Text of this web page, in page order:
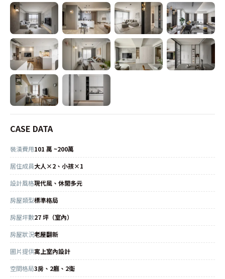
CASE DATA
裝潢費用101 萬 ~200萬
居住成員大人×2、小孩×1
設計風格現代風、休閒多元
房屋類型標準格局
房屋坪數27 坪（室內）
房屋狀況老屋翻新
圖片提供寓上室內設計
空間格局3房、2廳、2衛